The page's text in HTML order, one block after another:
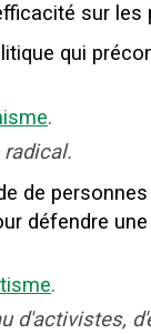
sur les
qui
.
de
défendre
.
d'activistes,